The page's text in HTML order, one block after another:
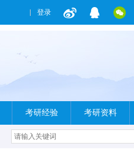
登录
考研经验 考研资料